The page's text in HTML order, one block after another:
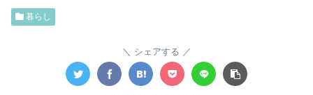
暮らし
シェアする